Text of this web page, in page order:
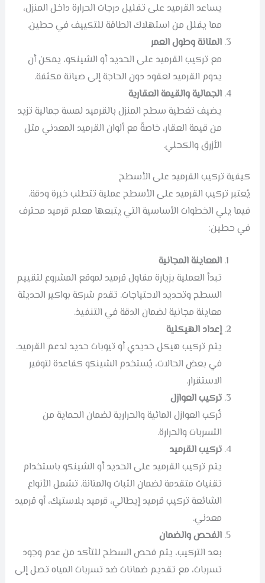
يساعد القرميد على تقليل درجات الحرارة داخل المنزل،
مما يقلل من استهلاك الطاقة للتكييف في حطين.
المتانة وطول العمر
مع تركيب القرميد على الحديد أو الشينكو، يمكن أن
يدوم القرميد لعقود دون الحاجة إلى صيانة مكثفة.
الجمالية والقيمة العقارية
يضيف تغطية سطح المنزل بالقرميد لمسة جمالية تزيد
من قيمة العقار، خاصةً مع ألوان القرميد المعدني مثل
الأزرق والكحلي.
كيفية تركيب القرميد على الأسطح
يُعتبر تركيب القرميد على الأسطح عملية تتطلب خبرة ودقة.
فيما يلي الخطوات الأساسية التي يتبعها معلم قرميد محترف
في حطين:
المعاينة المجانية
تبدأ العملية بزيارة مقاول قرميد لموقع المشروع لتقييم
السطح وتحديد الاحتياجات. تقدم شركة بواكير الحديثة
معاينة مجانية لضمان الدقة في التنفيذ.
إعداد الهيكلية
يتم تركيب هيكل حديدي أو تيوبات حديد لدعم القرميد.
في بعض الحالات، يُستخدم الشينكو كقاعدة لتوفير
الاستقرار.
تركيب العوازل
تُركب العوازل المائية والحرارية لضمان الحماية من
التسربات والحرارة.
تركيب القرميد
يتم تركيب القرميد على الحديد أو الشينكو باستخدام
تقنيات متقدمة لضمان الثبات والمتانة. تشمل الأنواع
الشائعة تركيب قرميد إيطالي، قرميد بلاستيك، أو قرميد
معدني.
الفحص والضمان
بعد التركيب، يتم فحص السطح للتأكد من عدم وجود
تسربات، مع تقديم ضمانات ضد تسربات المياه تصل إلى